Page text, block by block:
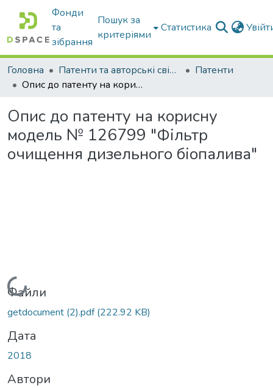
Фонди
та
зібрання
Пошук за
критеріями
Статистика
Головна Патенти та авторські свідоцтва
Патенти
Опис до патенту на корисну модель № 126799 "Фільтр очищення дизельного біопалива"
Опис до патенту на корисну
модель № 126799 "Фільтр
очищення дизельного біопалива"
Вантажиться...
Файли
getdocument (2).pdf(222.92 KB)
Дата
2018
Автори